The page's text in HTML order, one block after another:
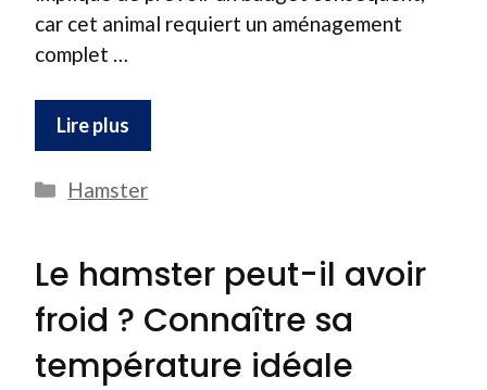
car cet animal requiert un aménagement
complet …
Lire plus
Catégories
Hamster
Le hamster peut-il avoir
froid ? Connaître sa
température idéale